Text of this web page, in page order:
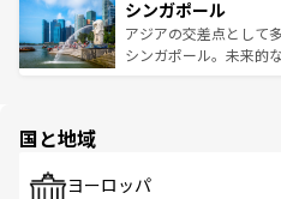
参照してほしい。
激する。気候は一年中
が待っている。親しみ
た文化、そして多様な
み、どこを訪れても感
ており、効率よく見ど
うな絶景から文化的な
シンガポール
アジアの交差点として
シンガポール。未来的
で、ホーカーズは地元
国と地域
ヨーロッパ